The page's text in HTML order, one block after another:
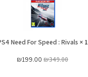
For
Speed
:
Rivals
×
PS4 Need For Speed : Rivals
₪349.00
₪199.00